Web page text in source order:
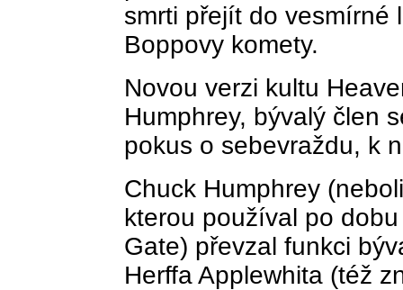
smrti přejít do vesmírné
Boppovy komety.
Novou verzi kultu
Humphrey, bývalý člen
pokus o sebevraždu, k
Chuck Humphrey
kterou používal po
Gate) převzal funkci
Herffa Applewhita (též